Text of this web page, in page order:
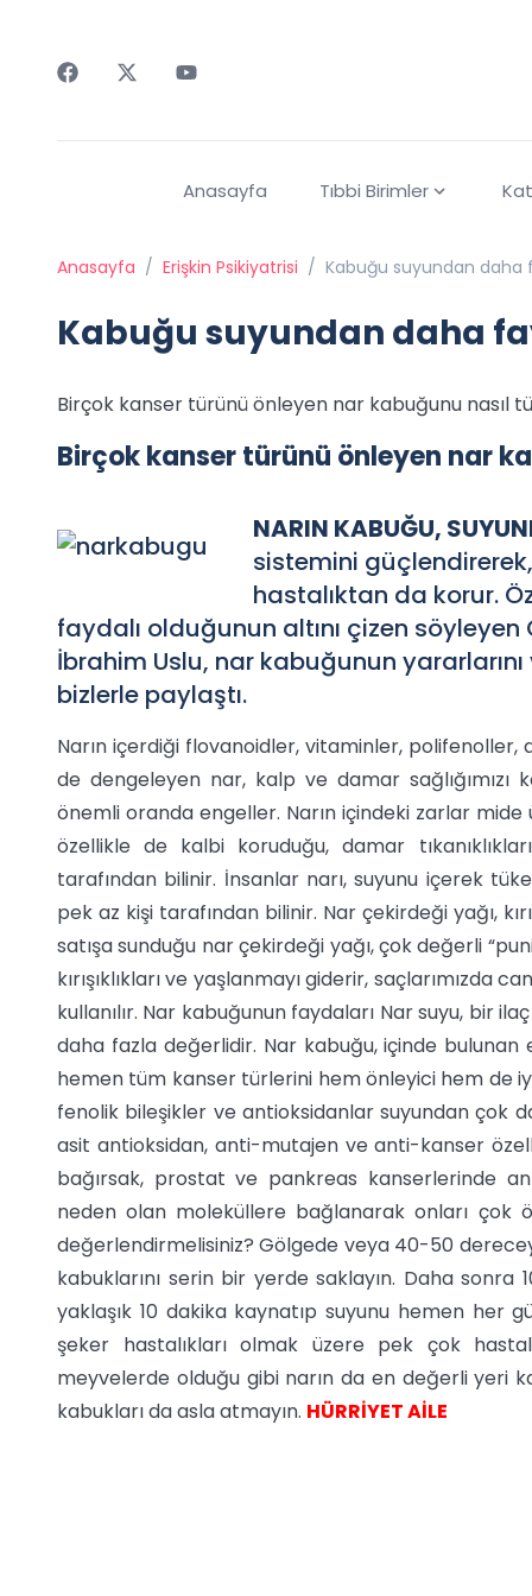
Anasayfa Tıbbi Birimler
Anasayfa / Erişkin Psikiyatrisi / Kabuğu suyundan daha
Kabuğu suyundan daha
Birçok kanser türünü önleyen nar kabuğunu nasıl
Birçok kanser türünü önleyen nar
NARIN KABUĞU,
sistemini
hastalıktan da korur.
faydalı olduğunun altını çizen
İbrahim Uslu, nar kabuğunun
bizlerle paylaştı.
Narın içerdiği flovanoidler, vitaminler,
de dengeleyen nar, kalp ve damar
önemli oranda engeller. Narın içindeki zarlar mide
özellikle de kalbi koruduğu, damar
tarafından bilinir. İnsanlar narı, suyunu içerek
pek az kişi tarafından bilinir. Nar çekirdeği yağı,
satışa sunduğu nar çekirdeği yağı, çok değerli
kırışıklıkları ve yaşlanmayı giderir, saçlarımızda
kullanılır. Nar kabuğunun faydaları Nar suyu, bir
daha fazla değerlidir. Nar kabuğu, içinde
hemen tüm kanser türlerini hem önleyici hem de
fenolik bileşikler ve antioksidanlar suyundan çok
asit antioksidan, anti-mutajen ve anti-kanser
bağırsak, prostat ve pankreas kanserlerinde
neden olan moleküllere bağlanarak onları çok
değerlendirmelisiniz? Gölgede veya 40-50
kabuklarını serin bir yerde saklayın. Daha
yaklaşık 10 dakika kaynatıp suyunu hemen
şeker hastalıkları olmak üzere pek çok
meyvelerde olduğu gibi narın da en değerli yeri
kabukları da asla atmayın. HÜRRİYET AİLE